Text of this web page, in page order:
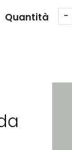
Quantità